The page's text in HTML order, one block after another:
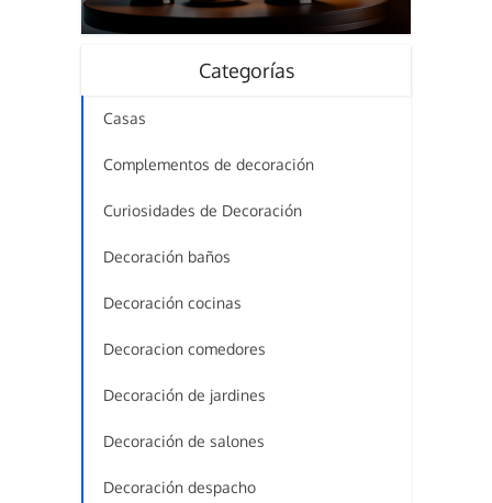
Categorías
Casas
Complementos de decoración
Curiosidades de Decoración
Decoración baños
Decoración cocinas
Decoracion comedores
Decoración de jardines
Decoración de salones
Decoración despacho